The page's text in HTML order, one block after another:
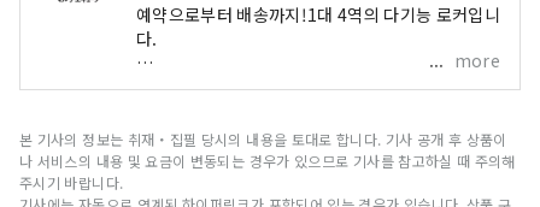
예약으로부터 배송까지!1대 4역의 다기능 로커입니
다.
멀티 에큐브는, JR 동일본 그룹이 운영하는, 4개의
는 다기능 로커입니다. “사전 예약 서비스”나 “호텔
당일 배송 서비스” 등, 여러분의 외출을 보다 쾌적하
more
본 기사의 정보는 취재・집필 당시의 내용을 토대로 합니다. 기사 공개 후 상품이
나 서비스의 내용 및 요금이 변동되는 경우가 있으므로 기사를 참고하실 때 주의해
주시기 바랍니다.